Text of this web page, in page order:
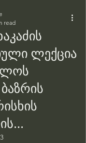
ლექცია
read